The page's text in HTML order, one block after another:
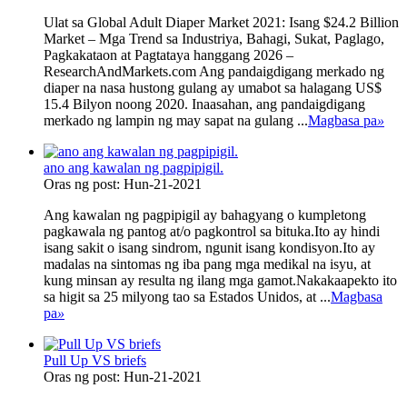
Ulat sa Global Adult Diaper Market 2021: Isang $24.2 Billion
Market – Mga Trend sa Industriya, Bahagi, Sukat, Paglago,
Pagkakataon at Pagtataya hanggang 2026 –
ResearchAndMarkets.com Ang pandaigdigang merkado ng
diaper na nasa hustong gulang ay umabot sa halagang US$
15.4 Bilyon noong 2020. Inaasahan, ang pandaigdigang
merkado ng lampin ng may sapat na gulang ...Magbasa pa»
ano ang kawalan ng pagpipigil.
Oras ng post: Hun-21-2021
Ang kawalan ng pagpipigil ay bahagyang o kumpletong
pagkawala ng pantog at/o pagkontrol sa bituka.Ito ay hindi
isang sakit o isang sindrom, ngunit isang kondisyon.Ito ay
madalas na sintomas ng iba pang mga medikal na isyu, at
kung minsan ay resulta ng ilang mga gamot.Nakakaapekto ito
sa higit sa 25 milyong tao sa Estados Unidos, at ...Magbasa
pa»
Pull Up VS briefs
Oras ng post: Hun-21-2021